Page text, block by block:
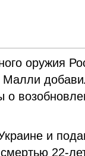
оружия
о
и
22-